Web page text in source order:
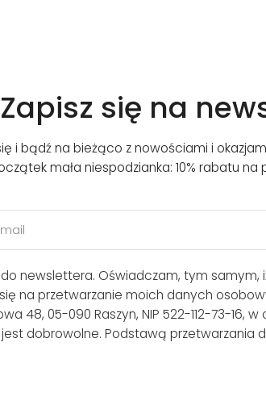
Zapisz się na
i bądź na bieżąco z nowościami i
mała niespodzianka: 10% rabatu na
newslettera. Oświadczam, tym samym,
na przetwarzanie moich danych
48, 05-090 Raszyn, NIP 522-112-73-16,
dobrowolne. Podstawą przetwarzania